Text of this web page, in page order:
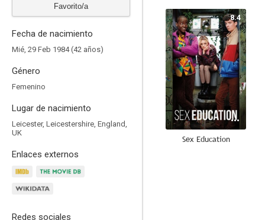
Favorito/a
Fecha de nacimiento
Mié, 29 Feb 1984 (42 años)
Género
Femenino
Lugar de nacimiento
Leicester, Leicestershire, England,
UK
Enlaces externos
Redes sociales
8.4
Sex Education